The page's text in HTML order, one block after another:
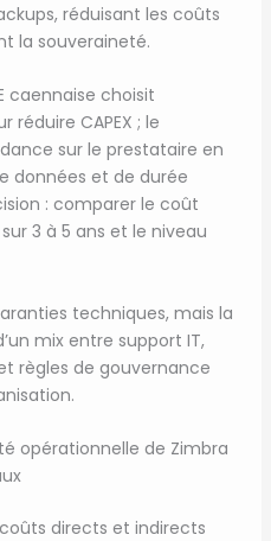
réduisant les coûts
la souveraineté.
caennaise choisit
réduire CAPEX ; le
sur le prestataire en
données et de durée
: comparer le coût
3 à 5 ans et le niveau
techniques, mais la
mix entre support IT,
règles de gouvernance
opérationnelle de Zimbra
directs et indirects